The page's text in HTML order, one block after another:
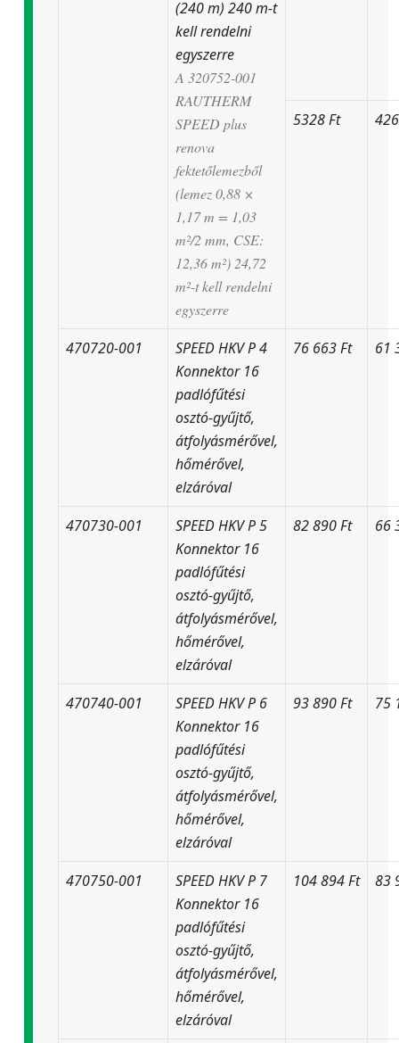
(240 m) 240 m-t
kell rendelni
egyszerre
A 320752-001
RAUTHERM
SPEED plus
renova
fektetőlemezből
(lemez 0,88 ×
1,17 m = 1,03
m²/2 mm, CSE:
12,36 m²) 24,72
m²-t kell rendelni
egyszerre
5328 Ft
470720-001
SPEED HKV P 4
Konnektor 16
padlófűtési
osztó-gyűjtő,
átfolyásmérővel,
hőmérővel,
elzáróval
76 663 Ft 61
470730-001
SPEED HKV P 5
Konnektor 16
padlófűtési
osztó-gyűjtő,
átfolyásmérővel,
hőmérővel,
elzáróval
82 890 Ft 66
470740-001
SPEED HKV P 6
Konnektor 16
padlófűtési
osztó-gyűjtő,
átfolyásmérővel,
hőmérővel,
elzáróval
93 890 Ft 75
470750-001
SPEED HKV P 7
Konnektor 16
padlófűtési
osztó-gyűjtő,
átfolyásmérővel,
hőmérővel,
elzáróval
104 894 Ft 83